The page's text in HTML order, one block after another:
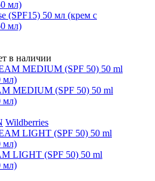
(SPF15) 50 мл (крем с
мл)
в наличии
MEDIUM (SPF 50) 50 ml
мл)
Wildberries
LIGHT (SPF 50) 50 ml
мл)